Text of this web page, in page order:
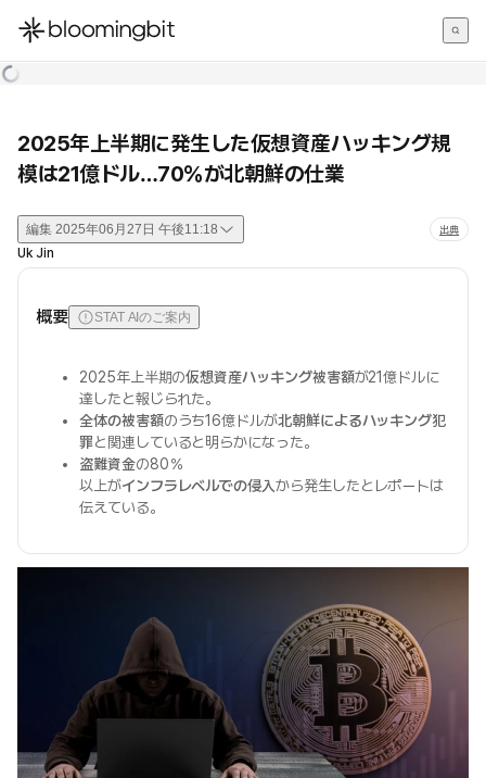
한국어
2025年上半期に発生した仮想資産ハッキング規
模は21億ドル…70％が北朝鮮の仕業
編集 2025年06月27日 午後11:18 出典
Uk Jin
概要 STAT AIのご案内
2025年上半期の仮想資産ハッキング被害額が21億ドルに
達したと報じられた。
全体の被害額のうち16億ドルが北朝鮮によるハッキング犯
罪と関連していると明らかになった。
盗難資金の80％
以上がインフラレベルでの侵入から発生したとレポートは
伝えている。